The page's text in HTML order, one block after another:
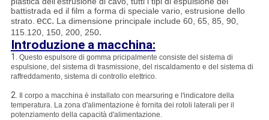
battistrada ed il film a forma di speciale vario, estrusione dello
strato. ecc. La dimensione principale include 60, 65, 85, 90,
115.120, 150, 200, 250.
Introduzione a macchina:
1. Questo espulsore di gomma pricipalmente consiste del sistema di
espulsione, del sistema di trasmissione, del riscaldamento e del sistema di
raffreddamento, sistema di controllo elettrico.
2.
Il corpo a macchina è installato con mearsuring e l'indicatore della
temperatura. La zona d'alimentazione è fornita dei rotoli laterali per il
potenziamento della capacità d'alimentazione.